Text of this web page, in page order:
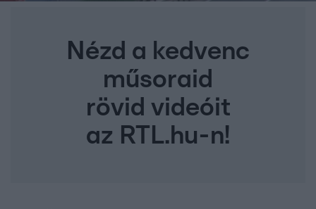
Nézd a kedvenc
műsoraid
rövid videóit
az RTL.hu-n!